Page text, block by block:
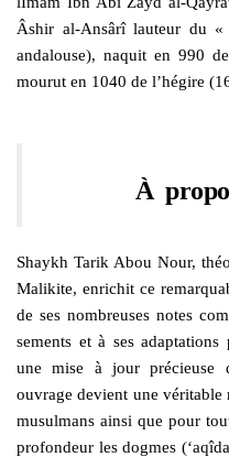
Âshir al-Ansârî lauteur du
andalouse), naquit en 990
mourut en 1040 de l’hégire
À
Shaykh Tarik Abou Nour,
Malikite, enrichit ce
de ses nombreuses notes
sements et à ses
une mise à jour précieuse
ouvrage devient une
musulmans ainsi que pour
profondeur les dogmes